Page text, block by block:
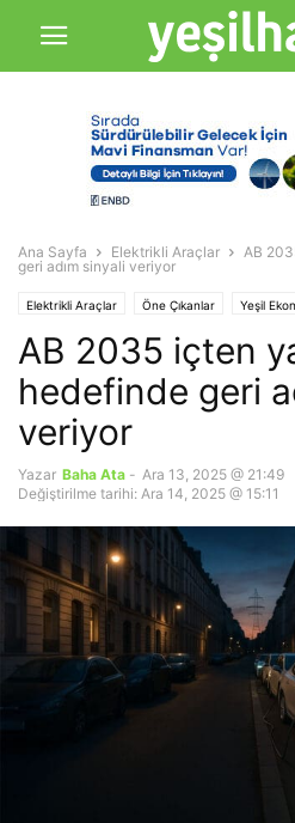
Ana Sayfa Elektrikli Araçlar
AB
geri adım sinyali veriyor
Elektrikli Araçlar Öne Çıkanlar Yeşil
AB 2035 içten
hedefinde geri
veriyor
Yazar Baha Ata - Ara 13, 2025 @ 21:49
Değiştirilme tarihi: Ara 14, 2025 @ 15:11